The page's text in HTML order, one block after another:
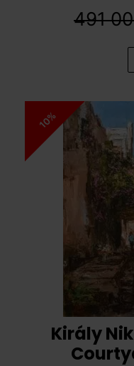
491
10%
Király